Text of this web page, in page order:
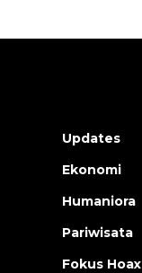
Updates
Ekonomi
Humaniora
Pariwisata
Fokus Hoax